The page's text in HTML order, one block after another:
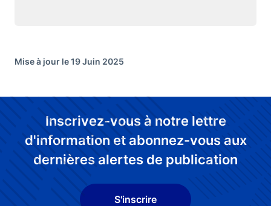
Mise à jour le 19 Juin 2025
Inscrivez-vous à notre lettre
d'information et abonnez-vous aux
dernières alertes de publication
S'inscrire